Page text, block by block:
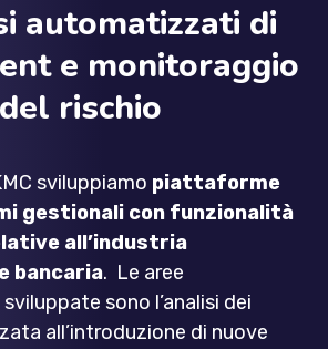
automatizzati di
e monitoraggio
del rischio
sviluppiamo piattaforme
gestionali con funzionalità
all’industria
bancaria. Le aree
sono l’analisi dei
all’introduzione di nuove